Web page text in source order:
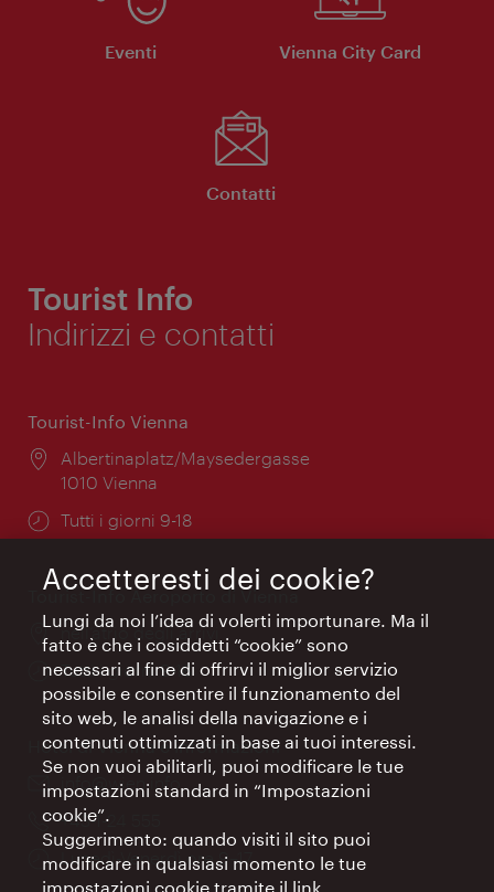
Eventi Vienna City Card
Contatti
Tourist Info
Indirizzi e contatti
Tourist-Info Vienna
Posizione:
Albertinaplatz/Maysedergasse
1010 Vienna
Orari
di
apertura:
Tutti i giorni 9-18
Tourist-Info Aeroporto di Vienna
Posizione:
nell’atrio degli arrivi
Orari
di
apertura:
Tutti i giorni 9-18
Hotel di Vienna e informazioni
Email:
info@wien.info
Telefono:
+43-1-24 555
Orari
di
Lunedì-Venerdì ore 9–17
Accetteresti dei cookie?
Lungi da noi l’idea di volerti importunare. Ma il
fatto è che i cosiddetti “cookie” sono
necessari al fine di offrirvi il miglior servizio
possibile e consentire il funzionamento del
sito web, le analisi della navigazione e i
contenuti ottimizzati in base ai tuoi interessi.
Se non vuoi abilitarli, puoi modificare le tue
impostazioni standard in “Impostazioni
cookie”.
Suggerimento: quando visiti il sito puoi
modificare in qualsiasi momento le tue
impostazioni cookie tramite il link